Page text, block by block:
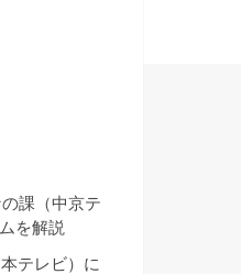
課（中京テ
を解説
テレビ）に